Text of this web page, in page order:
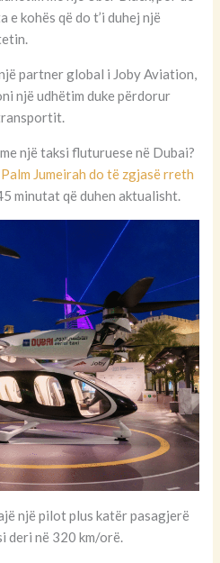
kohës që do t’i duhej një
partner global i Joby Aviation,
një udhëtim duke përdorur
një taksi fluturuese në Dubai?
Jumeirah do të zgjasë rreth
minutat që duhen aktualisht.
një pilot plus katër pasagjerë
deri në 320 km/orë.